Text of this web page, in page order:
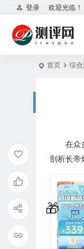
欢迎光临！
登录
首页 综
在众
剖析长帝